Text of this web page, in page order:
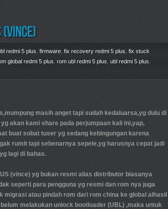
redmi 5 plus firmware fix recovery redmi 5 plus fix stuck
global redmi 5 plus rom ubl redmi 5 plus ubl redmi 5 plus
masih anget tapi sudah kedaluarsa,yg dulu di
akan kami share pada perjumpaan kali ini,yap,
buat sobat tuser yg sedang kebingungan karena
rumit tapi sebenarnya sepele,yg harusnya cepat jadi
lagi di bahas.
(vince) yg bukan resmi alias distributor biasanya
seperti para pengguna yg resmi dan rom nya juga
atau pindah rom dari rom china ke global alhasil
melakukan unlock bootloader (UBL) ,maka untuk